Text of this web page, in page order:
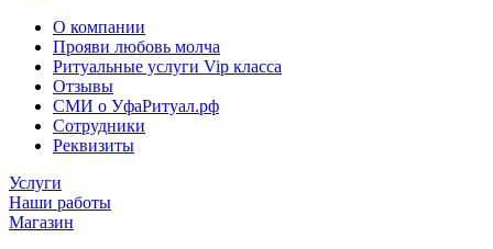
О компании
Прояви любовь молча
Ритуальные услуги Vip класса
Отзывы
СМИ о УфаРитуал.рф
Сотрудники
Реквизиты
Услуги
Наши работы
Магазин